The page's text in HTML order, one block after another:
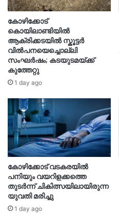
കോഴിക്കോട്
കൊയിലാണ്ടിയിൽ
ആക്രിക്കടയിൽ സ്കൂട്ടർ
വിൽപനയെച്ചൊല്ലി
സംഘർഷം; കടയുടമയ്ക്ക്
കുത്തേറ്റു
1 day ago
കോഴിക്കോട് വടകരയിൽ
പനിയും വയറിളക്കത്തെ
തുടർന്ന് ചികിത്സയിലായിരുന്ന
യുവതി മരിച്ചു
1 day ago